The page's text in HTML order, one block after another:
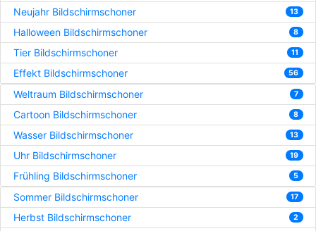
Neujahr Bildschirmschoner 13
Halloween Bildschirmschoner 8
Tier Bildschirmschoner 11
Effekt Bildschirmschoner 56
Weltraum Bildschirmschoner 7
Cartoon Bildschirmschoner 8
Wasser Bildschirmschoner 13
Uhr Bildschirmschoner 19
Frühling Bildschirmschoner 5
Sommer Bildschirmschoner 17
Herbst Bildschirmschoner 2